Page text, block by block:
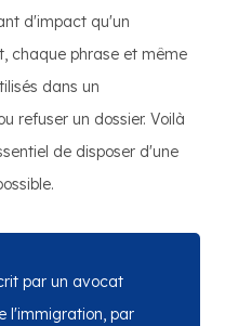
d'impact qu'un
chaque phrase et même
dans un
refuser un dossier. Voilà
de disposer d'une
par un avocat
l'immigration, par